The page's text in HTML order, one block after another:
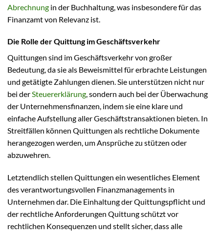
Abrechnung in der Buchhaltung, was insbesondere für das
Finanzamt von Relevanz ist.
Die Rolle der Quittung im Geschäftsverkehr
Quittungen sind im Geschäftsverkehr von großer
Bedeutung, da sie als Beweismittel für erbrachte Leistungen
und getätigte Zahlungen dienen. Sie unterstützen nicht nur
bei derSteuererklärung, sondern auch bei der Überwachung
der Unternehmensfinanzen, indem sie eine klare und
einfache Aufstellung aller Geschäftstransaktionen bieten. In
Streitfällen können Quittungen als rechtliche Dokumente
herangezogen werden, um Ansprüche zu stützen oder
abzuwehren.
Letztendlich stellen Quittungen ein wesentliches Element
des verantwortungsvollen Finanzmanagements in
Unternehmen dar. Die Einhaltung der Quittungspflicht und
der rechtliche Anforderungen Quittung schützt vor
rechtlichen Konsequenzen und stellt sicher, dass alle